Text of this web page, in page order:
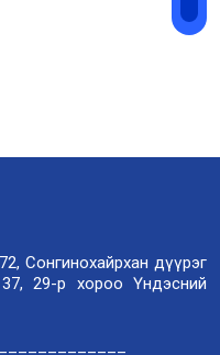
Сонгинохайрхан дүүрэг
29-р хороо Үндэсний